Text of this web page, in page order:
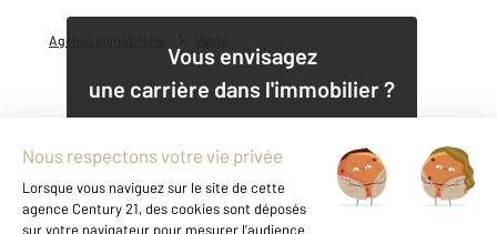
Agence immobilière
Vous envisagez
une carrière dans l'immobilier ?
Découvrir nos offres
1